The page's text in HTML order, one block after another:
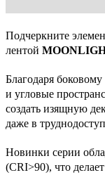
Подчеркните
лентой
Благодаря боковому
и угловые
создать изящную
даже в
Новинки серии
(CRI>90), что